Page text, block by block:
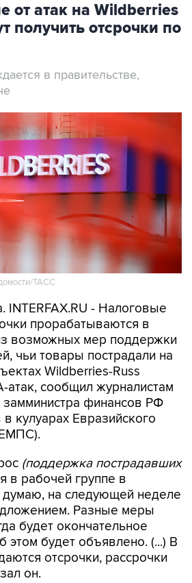
от атак на Wildberries
получить отсрочки по
в правительстве,
ТАСС
INTERFAX.RU - Налоговые
прорабатываются в
возможных мер поддержки
чьи товары пострадали на
Wildberries-Russ
сообщил журналистам
замминистра финансов РФ
кулуарах Евразийского
(поддержка пострадавших
в рабочей группе в
думаю, на следующей неделе
Разные меры
будет окончательное
этом будет объявлено. (...) В
отсрочки, рассрочки
он.